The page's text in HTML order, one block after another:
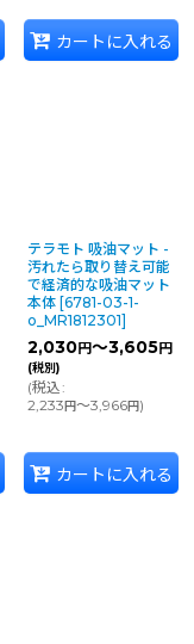
カートに入れる
テラモト 吸油マット -
汚れたら取り替え可能
で経済的な吸油マット
本体 [6781-03-1-
o_MR1812301]
2,030円～3,605円
(税別)
(税込:
2,233円～3,966円)
カートに入れる